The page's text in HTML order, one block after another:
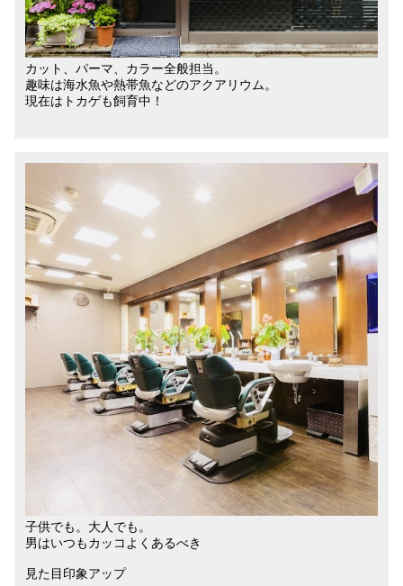
カット、パーマ、カラー全般担当。
趣味は海水魚や熱帯魚などのアクアリウム。
現在はトカゲも飼育中！
子供でも。大人でも。
男はいつもカッコよくあるべき
見た目印象アップ